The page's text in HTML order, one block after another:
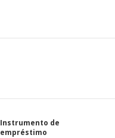
Instrumento de
empréstimo